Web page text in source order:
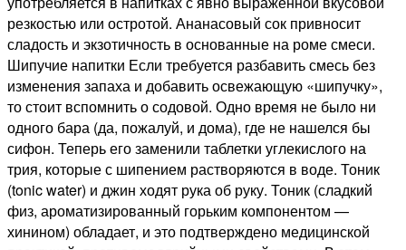
резкостью или остротой. Ананасовый сок привносит
сладость и экзотичность в основанные на роме смеси.
Шипучие напитки Если требуется разбавить смесь без
изменения запаха и добавить освежающую «шипучку»,
то стоит вспомнить о содовой. Одно время не было ни
одного бара (да, пожалуй, и дома), где не нашелся бы
сифон. Теперь его заменили таблетки углекислого на
трия, которые с шипением растворяются в воде. Тоник
(tonic water) и джин ходят рука об руку. Тоник (сладкий
физ, ароматизированный горьким компонентом —
хинином) обладает, и это подтверждено медицинской